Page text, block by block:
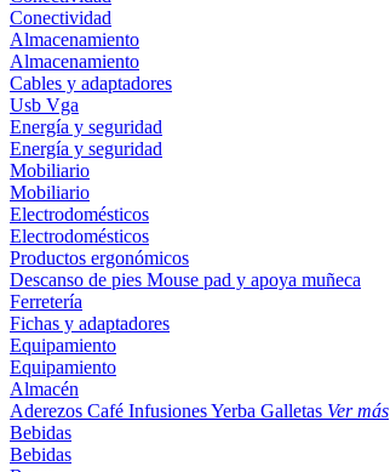
Conectividad
Almacenamiento
Almacenamiento
Cables y adaptadores
Usb Vga
Energía y seguridad
Energía y seguridad
Mobiliario
Mobiliario
Electrodomésticos
Electrodomésticos
Productos ergonómicos
Descanso de pies Mouse pad y apoya muñeca
Ferretería
Fichas y adaptadores
Equipamiento
Equipamiento
Almacén
Aderezos Café InfusionesYerba Galletas Ver más
Bebidas
Bebidas